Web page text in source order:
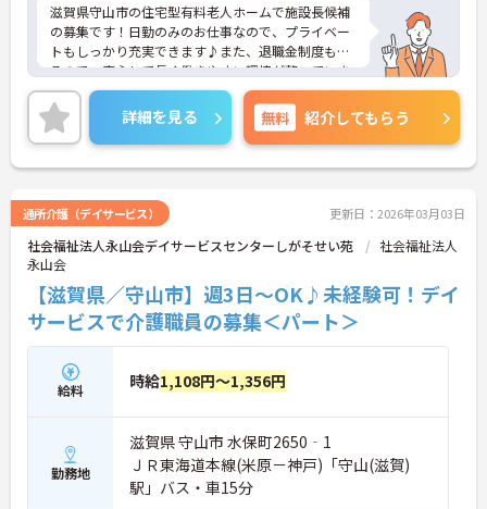
滋賀県守山市の住宅型有料老人ホームで施設長候補
の募集です！日勤のみのお仕事なので、プライベー
トもしっかり充実できます♪また、退職金制度もあ
るので、安心して長く働きやすい環境が整っていま
す◎ご興味のある方は、面接ポイントをお伝えしま
すので、お気軽にご連絡ください。
詳細を見る 無料 紹介してもらう
通所介護（デイサービス） 更新日：2026年03月03日
社会福祉法人永山会デイサービスセンターしがそせい苑
社会福祉法人
永山会
【滋賀県／守山市】週3日～OK♪未経験可！デイ
サービスで介護職員の募集＜パート＞
給料 時給1,108円～1,356円
勤務地
滋賀県 守山市 水保町2650‐1
ＪＲ東海道本線(米原－神戸)「守山(滋賀)
駅」バス・車15分